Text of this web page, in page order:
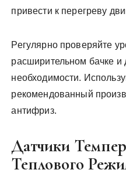
привести к перегреву
Регулярно проверяйте
расширительном бачке и
необходимости.
рекомендованный
антифриз.
Датчики
Теплового